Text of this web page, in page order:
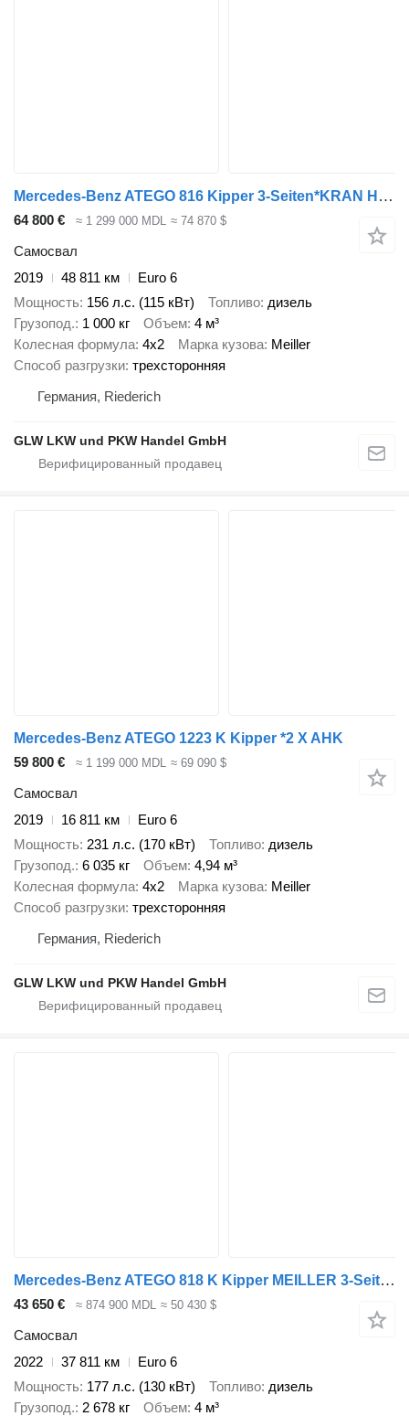
Mercedes-Benz ATEGO 816 Kipper 3-Seiten*KRAN HIAB X 078*2xAHK
64 800 € ≈ 1 299 000 MDL ≈ 74 870 $
Самосвал
2019
48 811 км
Euro 6
Мощность 156 л.с. (115 кВт) Топливо дизель
Грузопод. 1 000 кг Объем 4 м³
Колесная формула 4x2 Марка кузова Meiller
Способ разгрузки трехсторонняя
Германия, Riederich
GLW LKW und PKW Handel GmbH
Mercedes-Benz ATEGO 1223 K Kipper *2 X AHK
59 800 €
≈ 1 199 000 MDL ≈ 69 090 $
Самосвал
2019
16 811 км
Euro 6
Мощность 231 л.с. (170 кВт) Топливо дизель
Грузопод. 6 035 кг Объем 4,94 м³
Колесная формула 4x2 Марка кузова Meiller
Способ разгрузки трехсторонняя
Германия, Riederich
GLW LKW und PKW Handel GmbH
Mercedes-Benz ATEGO 818 K Kipper MEILLER 3-Seiten*KLIMA+AHK
43 650 € ≈ 874 900 MDL ≈ 50 430 $
Самосвал
2022
37 811 км
Euro 6
Мощность 177 л.с. (130 кВт) Топливо дизель
Грузопод. 2 678 кг Объем 4 м³